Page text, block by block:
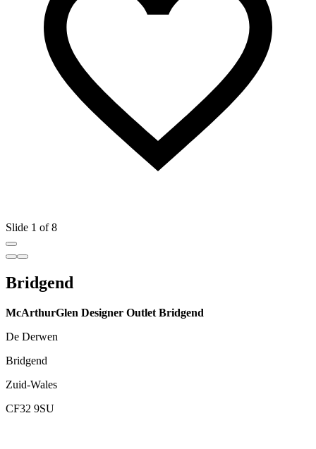
Slide 1 of 8
Bridgend
McArthurGlen Designer Outlet Bridgend
De Derwen
Bridgend
Zuid-Wales
CF32 9SU